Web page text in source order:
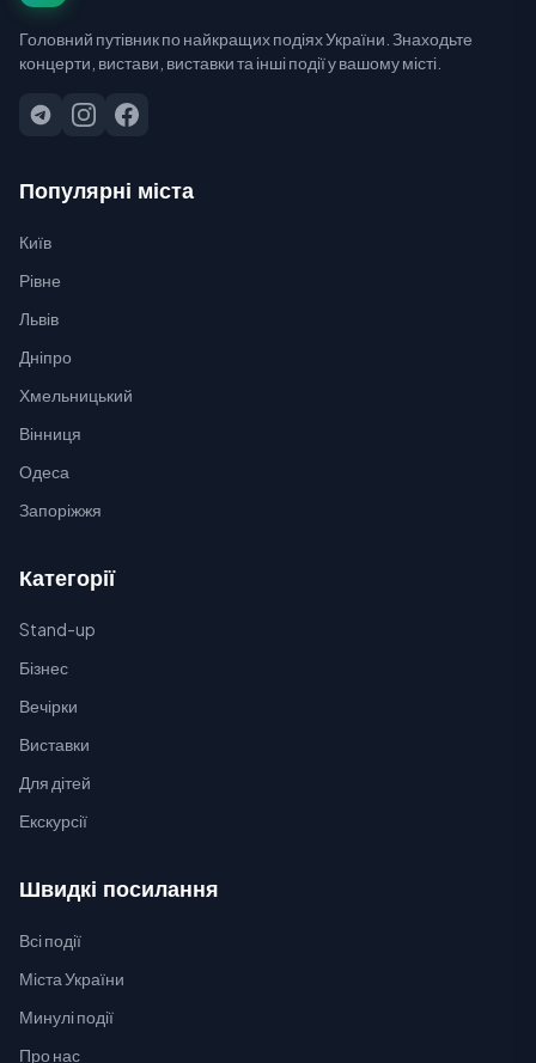
Головний путівник по найкращих подіях України. Знаходьте
концерти, вистави, виставки та інші події у вашому місті.
Популярні міста
Київ
Рівне
Львів
Дніпро
Хмельницький
Вінниця
Одеса
Запоріжжя
Категорії
Stand-up
Бізнес
Вечірки
Виставки
Для дітей
Екскурсії
Швидкі посилання
Всі події
Міста України
Минулі події
Про нас